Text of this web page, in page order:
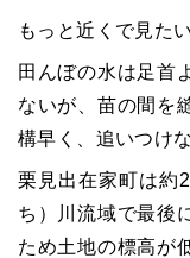
もっと近くで見たい
田んぼの水は足首
ないが、苗の間を
構早く、追いつけ
栗見出在家町は約
ち）川流域で最後
ため土地の標高が